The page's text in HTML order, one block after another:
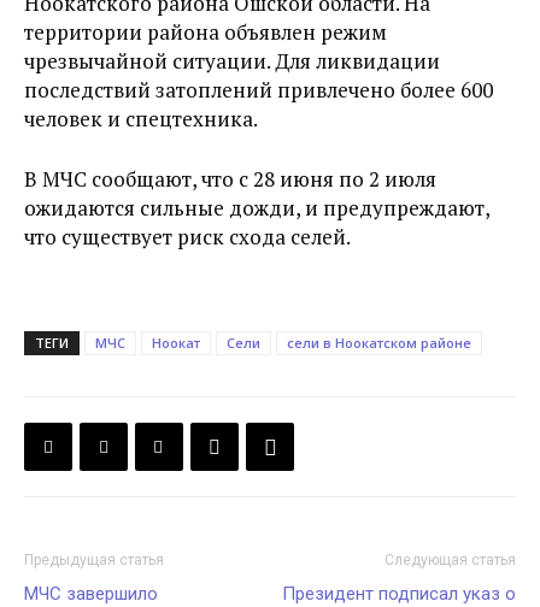
территории района объявлен режим
чрезвычайной ситуации. Для ликвидации
последствий затоплений привлечено более 600
человек и спецтехника.
В МЧС сообщают, что с 28 июня по 2 июля
ожидаются сильные дожди, и предупреждают,
что существует риск схода селей.
ТЕГИ МЧС Ноокат Сели сели в Ноокатском районе
Предыдущая статья
МЧС завершило
Следующая статья
Президент подписал указ о